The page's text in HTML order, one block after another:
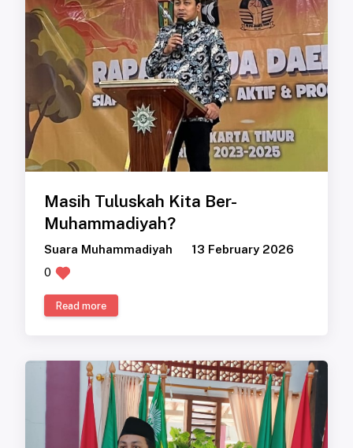
Masih Tuluskah Kita Ber-
Muhammadiyah?
Suara Muhammadiyah
13 February 2026
0
Read more